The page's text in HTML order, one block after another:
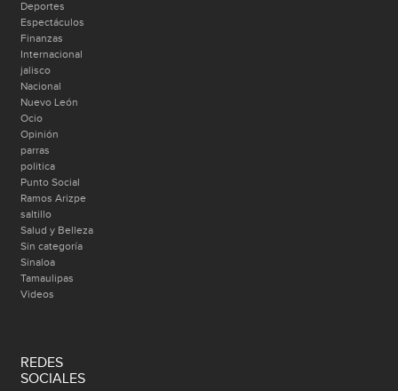
Deportes
Espectáculos
Finanzas
Internacional
jalisco
Nacional
Nuevo León
Ocio
Opinión
parras
politica
Punto Social
Ramos Arizpe
saltillo
Salud y Belleza
Sin categoría
Sinaloa
Tamaulipas
Videos
REDES
SOCIALES